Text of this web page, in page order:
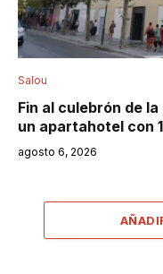
Salou
Fin al culebrón de
un apartahotel con
agosto 6, 2026